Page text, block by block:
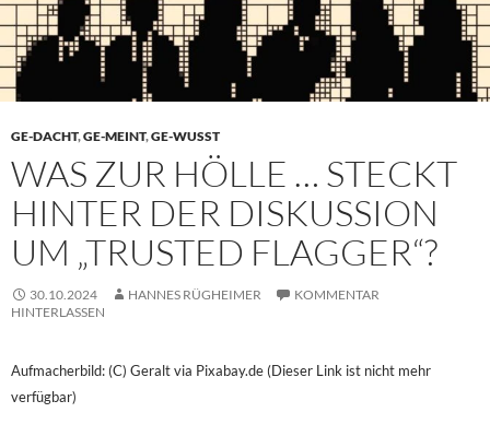
GE-DACHT,GE-MEINT,GE-WUSST
WAS ZUR HÖLLE … STECKT
HINTER DER DISKUSSION
UM „TRUSTED FLAGGER“?
30.10.2024 HANNES RÜGHEIMER
KOMMENTAR
HINTERLASSEN
Aufmacherbild: (C) Geralt via Pixabay.de (Dieser Link ist nicht mehr
verfügbar)